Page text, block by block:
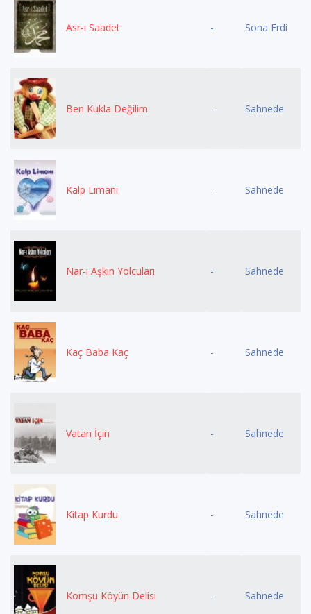
Asr-ı Saadet - Sona Erdi
Ben Kukla Değilim - Sahnede
Kalp Limanı - Sahnede
Nar-ı Aşkın Yolcuları - Sahnede
Kaç Baba Kaç - Sahnede
Vatan İçin - Sahnede
Kitap Kurdu - Sahnede
Komşu Köyün Delisi - Sahnede